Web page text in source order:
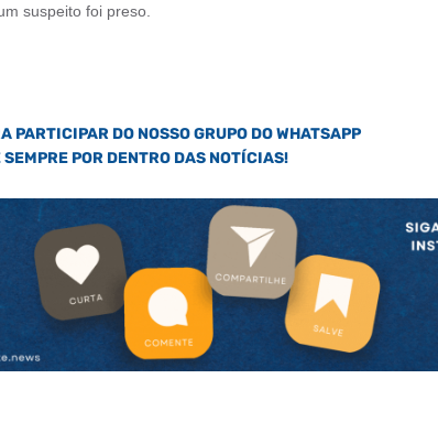
suspeito foi preso.
PARTICIPAR DO NOSSO GRUPO DO WHATSAPP
SEMPRE POR DENTRO DAS NOTÍCIAS!